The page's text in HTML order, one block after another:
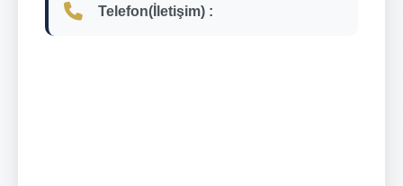
Telefon(İletişim) :